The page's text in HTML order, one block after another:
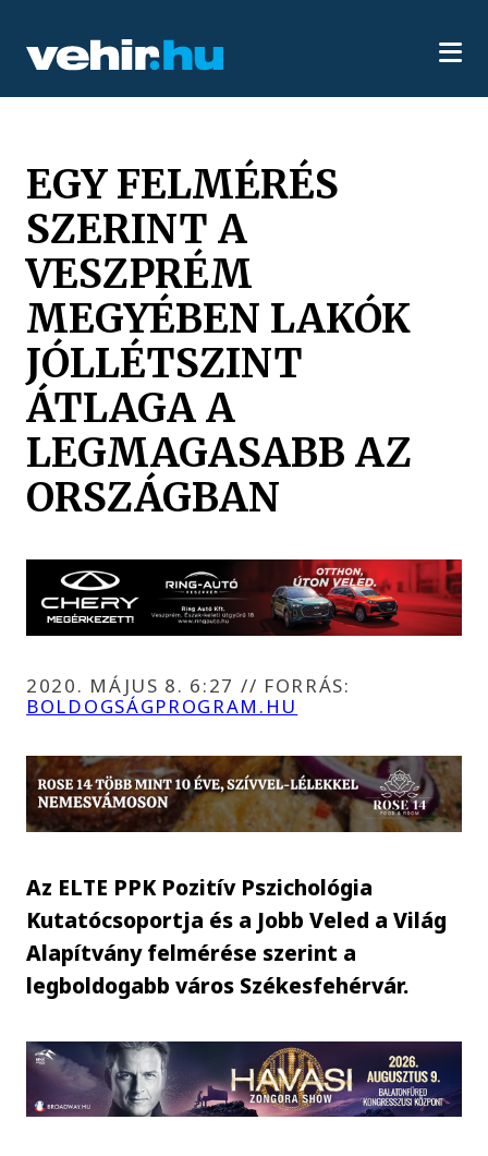
EGY FELMÉRÉS
SZERINT A
VESZPRÉM
MEGYÉBEN LAKÓK
JÓLLÉTSZINT
ÁTLAGA A
LEGMAGASABB AZ
ORSZÁGBAN
2020. MÁJUS 8. 6:27 // FORRÁS:
BOLDOGSÁGPROGRAM.HU
Az ELTE PPK Pozitív Pszichológia
Kutatócsoportja és a Jobb Veled a Világ
Alapítvány felmérése szerint a
legboldogabb város Székesfehérvár.